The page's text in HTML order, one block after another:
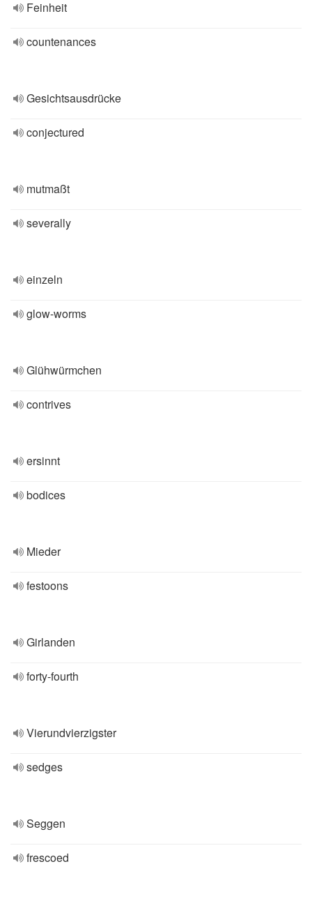
Feinheit
countenances
Gesichtsausdrücke
conjectured
mutmaßt
severally
einzeln
glow-worms
Glühwürmchen
contrives
ersinnt
bodices
Mieder
festoons
Girlanden
forty-fourth
Vierundvierzigster
sedges
Seggen
frescoed